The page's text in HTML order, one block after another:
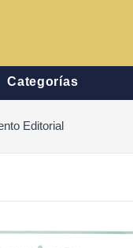
Categorías
Editorial